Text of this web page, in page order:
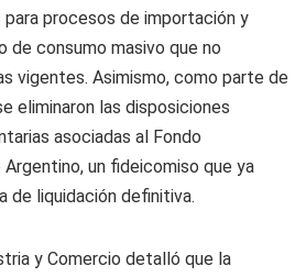
procesos de importación y
de consumo masivo que no
vigentes. Asimismo, como parte de
eliminaron las disposiciones
asociadas al Fondo
un fideicomiso que ya
de liquidación definitiva.
y Comercio detalló que la